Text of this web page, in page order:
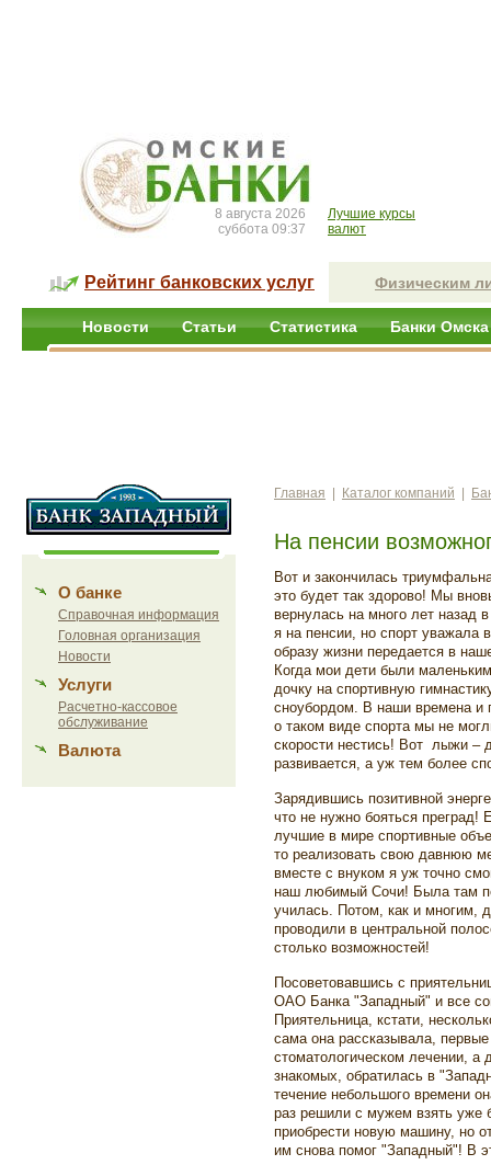
8 августа 2026
суббота 09:37
Лучшие курсы
валют
Рейтинг банковских услуг Физическим
Новости Статьи Статистика Банки Омска
О банке
Справочная информация
Головная организация
Новости
Услуги
Расчетно-кассовое
обслуживание
Валюта
Главная Каталог компаний
На пенсии
Вот и закончилась
это будет так здорово! Мы
вернулась на много лет назад
я на пенсии, но спорт уважала
образу жизни передается в
Когда мои дети были
дочку на спортивную
сноубордом. В наши времена и
о таком виде спорта мы не
скорости нестись! Вот лыжи –
развивается, а уж тем более
Зарядившись позитивной
что не нужно бояться преград!
лучшие в мире спортивные
то реализовать свою давнюю
вместе с внуком я уж точно
наш любимый Сочи! Была там
училась. Потом, как и многим,
проводили в центральной
столько возможностей!
Посоветовавшись с
ОАО Банка "Западный" и все
Приятельница, кстати,
сама она рассказывала,
стоматологическом лечении, а
знакомых, обратилась в
течение небольшого времени
раз решили с мужем взять уже
приобрести новую машину, но
им снова помог "Западный"! В